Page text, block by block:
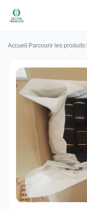
Accueil /Parcourir les produits/